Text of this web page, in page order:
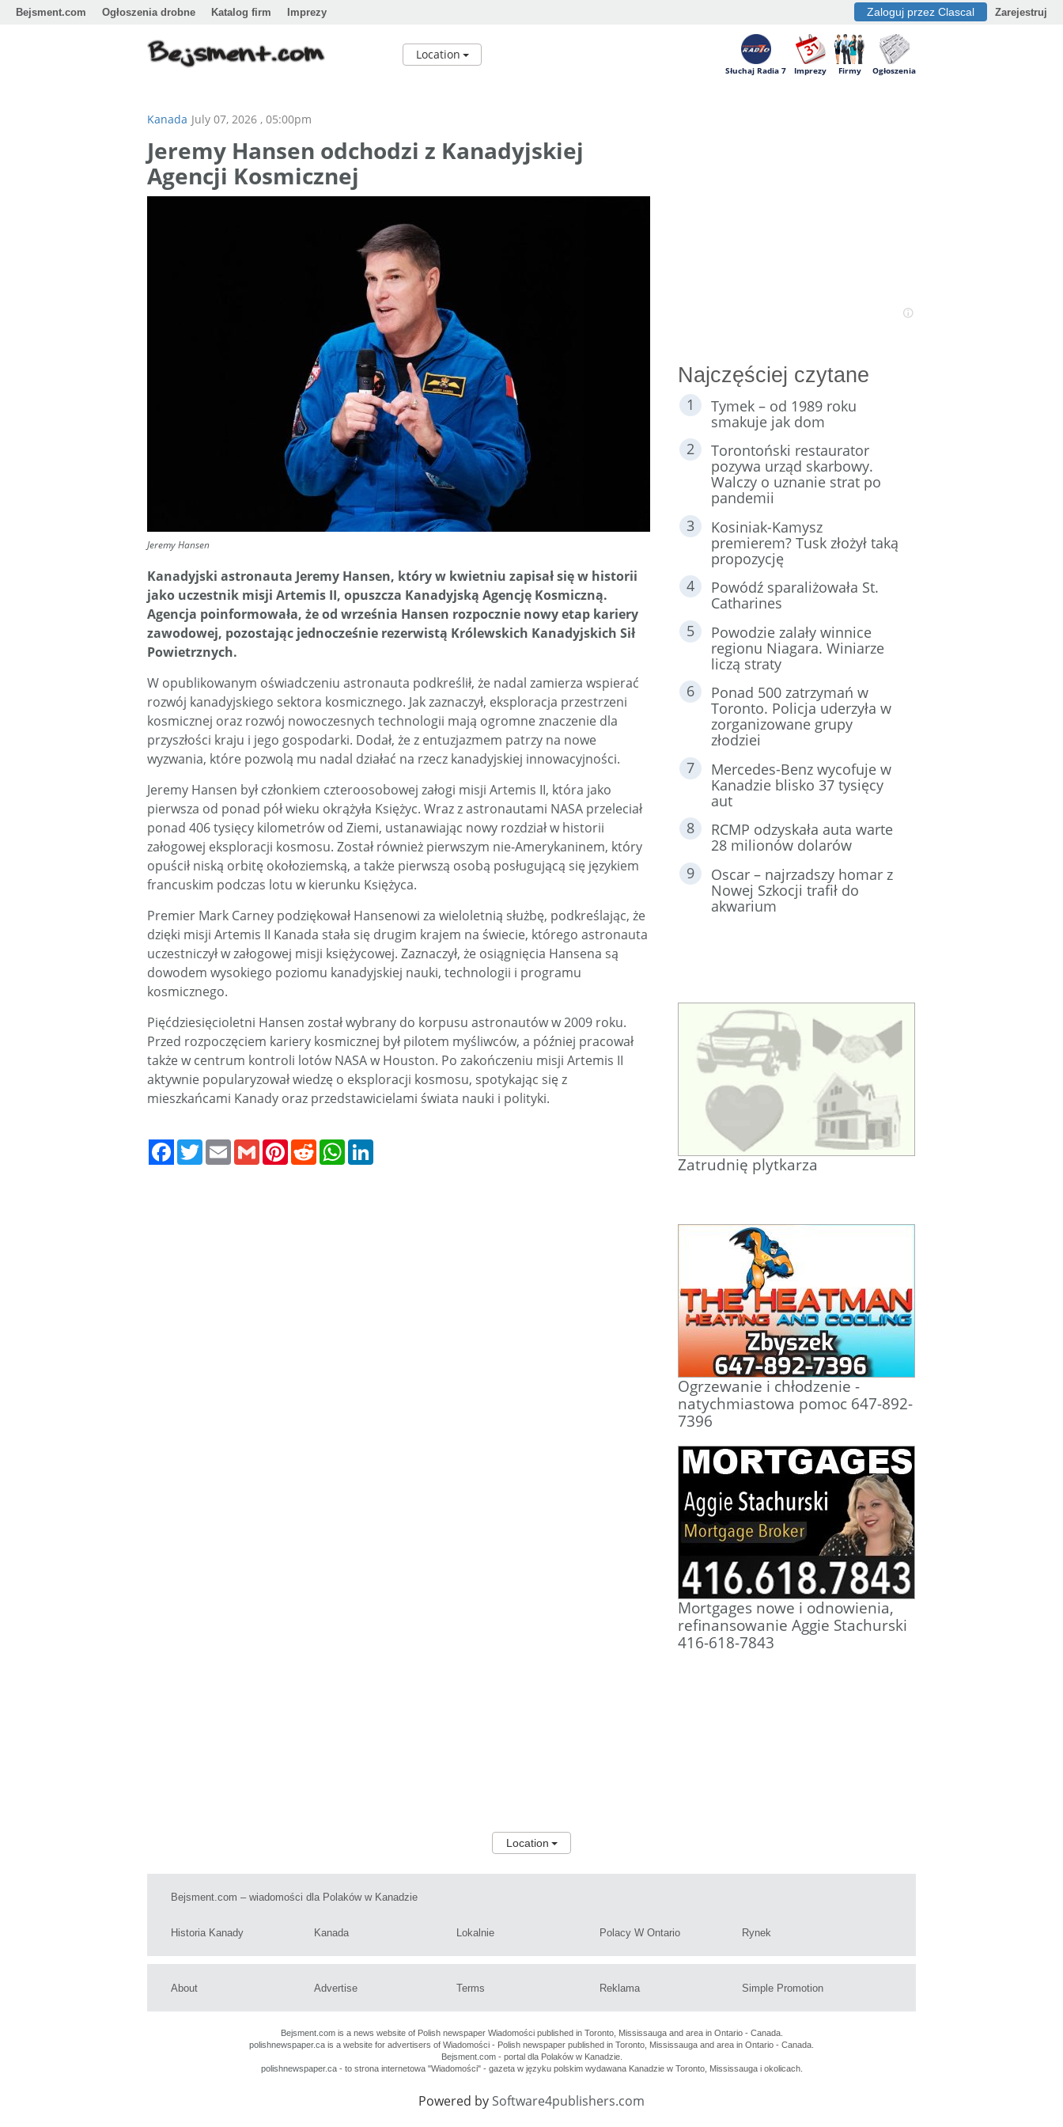
Bejsment.com Ogłoszenia drobne Katalog firm Imprezy Zaloguj przez Clascal Zarejestruj
Location
Słuchaj Radia 7 Imprezy Firmy Ogłoszenia
Kanada July 07, 2026 , 05:00pm
Jeremy Hansen odchodzi z Kanadyjskiej
Agencji Kosmicznej
Jeremy Hansen
Kanadyjski astronauta Jeremy Hansen, który w kwietniu zapisał się w historii
jako uczestnik misji Artemis II, opuszcza Kanadyjską Agencję Kosmiczną.
Agencja poinformowała, że od września Hansen rozpocznie nowy etap kariery
zawodowej, pozostając jednocześnie rezerwistą Królewskich Kanadyjskich Sił
Powietrznych.
W opublikowanym oświadczeniu astronauta podkreślił, że nadal zamierza wspierać
rozwój kanadyjskiego sektora kosmicznego. Jak zaznaczył, eksploracja przestrzeni
kosmicznej oraz rozwój nowoczesnych technologii mają ogromne znaczenie dla
przyszłości kraju i jego gospodarki. Dodał, że z entuzjazmem patrzy na nowe
wyzwania, które pozwolą mu nadal działać na rzecz kanadyjskiej innowacyjności.
Jeremy Hansen był członkiem czteroosobowej załogi misji Artemis II, która jako
pierwsza od ponad pół wieku okrążyła Księżyc. Wraz z astronautami NASA przeleciał
ponad 406 tysięcy kilometrów od Ziemi, ustanawiając nowy rozdział w historii
załogowej eksploracji kosmosu. Został również pierwszym nie-Amerykaninem, który
opuścił niską orbitę okołoziemską, a także pierwszą osobą posługującą się językiem
francuskim podczas lotu w kierunku Księżyca.
Premier Mark Carney podziękował Hansenowi za wieloletnią służbę, podkreślając, że
dzięki misji Artemis II Kanada stała się drugim krajem na świecie, którego astronauta
uczestniczył w załogowej misji księżycowej. Zaznaczył, że osiągnięcia Hansena są
dowodem wysokiego poziomu kanadyjskiej nauki, technologii i programu
kosmicznego.
Pięćdziesięcioletni Hansen został wybrany do korpusu astronautów w 2009 roku.
Przed rozpoczęciem kariery kosmicznej był pilotem myśliwców, a później pracował
także w centrum kontroli lotów NASA w Houston. Po zakończeniu misji Artemis II
aktywnie popularyzował wiedzę o eksploracji kosmosu, spotykając się z
mieszkańcami Kanady oraz przedstawicielami świata nauki i polityki.
TwitterEmail Gmail PinterestRedditWhatsApp
Najczęściej czytane
Tymek – od 1989 roku
smakuje jak dom
Torontoński restaurator
pozywa urząd skarbowy.
Walczy o uznanie strat po
pandemii
Kosiniak-Kamysz
premierem? Tusk złożył taką
propozycję
Powódź sparaliżowała St.
Catharines
Powodzie zalały winnice
regionu Niagara. Winiarze
liczą straty
Ponad 500 zatrzymań w
Toronto. Policja uderzyła w
zorganizowane grupy
złodziei
Mercedes-Benz wycofuje w
Kanadzie blisko 37 tysięcy
aut
RCMP odzyskała auta warte
28 milionów dolarów
Oscar – najrzadszy homar z
Nowej Szkocji trafił do
akwarium
Zatrudnię plytkarza
Ogrzewanie i chłodzenie -
natychmiastowa pomoc 647-892-
7396
Mortgages nowe i odnowienia,
refinansowanie Aggie Stachurski
416-618-7843
Location
Bejsment.com – wiadomości dla Polaków w Kanadzie
Historia Kanady Kanada Lokalnie Polacy W Ontario Rynek
About Advertise Terms Reklama Simple Promotion
Bejsment.comis a news website of Polish newspaper Wiadomości published in Toronto, Mississauga and area in Ontario - Canada.
polishnewspaper.ca is a website for advertisers of Wiadomości - Polish newspaper published in Toronto, Mississauga and area in Ontario - Canada.
Bejsment.com- portal dla Polaków w Kanadzie.
polishnewspaper.ca - to strona internetowa "Wiadomości" - gazeta w języku polskim wydawana Kanadzie w Toronto, Mississauga i okolicach.
Powered by Software4publishers.com